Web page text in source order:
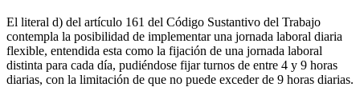
El literal d) del artículo 161 del Código Sustantivo del Trabajo
contempla la posibilidad de implementar una jornada laboral diaria
flexible, entendida esta como la fijación de una jornada laboral
distinta para cada día, pudiéndose fijar turnos de entre 4 y 9 horas
diarias, con la limitación de que no puede exceder de 9 horas diarias.